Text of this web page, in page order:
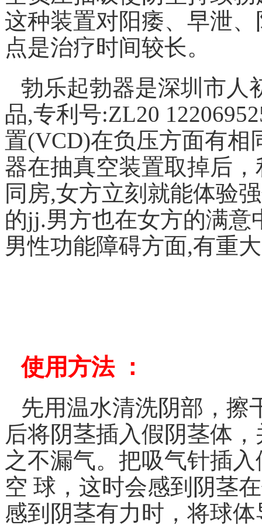
这种装置对阳痿、早泄
点是治疗时间较长。
勃乐起勃器是深圳市人
品,专利号:ZL20
置(VCD)在负压方面有相
器在抽真空装置取掉后
同房,女方立刻就能体验
的jj.男方也在女方的满意
男性功能障碍方面,有重
使用方法 ：
先用温水清洗阴部，擦
后将阴茎插入假阴茎体
之不漏气。把吸气针插
空 球，这时会感到阴茎
感到阴茎有力时，将球